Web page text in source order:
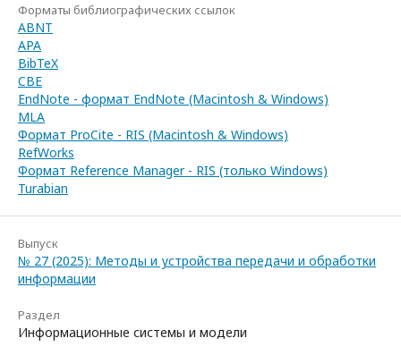
Форматы библиографических ссылок
ABNT
APA
BibTeX
CBE
EndNote - формат EndNote (Macintosh & Windows)
MLA
Формат ProCite - RIS (Macintosh & Windows)
RefWorks
Формат Reference Manager - RIS (только Windows)
Turabian
Выпуск
№ 27 (2025): Методы и устройства передачи и обработки
информации
Раздел
Информационные системы и модели